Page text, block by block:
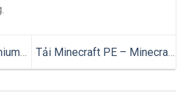
Tải Minecraft PE – Minecraft
Pocket Edition Tiếng Việt,